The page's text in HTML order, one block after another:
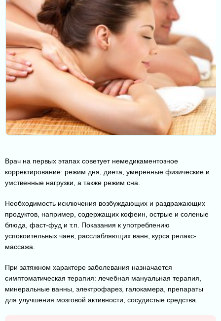
Врач на первых этапах советует немедикаментозное
корректирование: режим дня, диета, умеренные физические и
умственные нагрузки, а также режим сна.
Необходимость исключения возбуждающих и раздражающих
продуктов, например, содержащих кофеин, острые и соленые
блюда, фаст-фуд и т.п. Показания к употреблению
успокоительных чаев, расслабляющих ванн, курса релакс-
массажа.
При затяжном характере заболевания назначается
симптоматическая терапия: лечебная мануальная терапия,
минеральные ванны, электрофарез, галокамера, препараты
для улучшения мозговой активности, сосудистые средства.